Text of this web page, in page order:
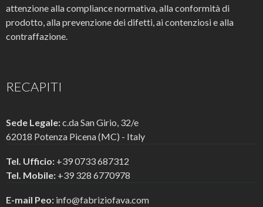
attenzione alla compliance normativa, alla conformità di
prodotto, alla prevenzione dei difetti, ai contenziosi e alla
contraffazione.
RECAPITI
Sede Legale:c.da San Girio, 32/e
62018 Potenza Picena (MC) - Italy
Tel. Ufficio: +39 0733 687312
Tel. Mobile: +39 328 6770978
E-mail Peo: info@fabriziofava.com